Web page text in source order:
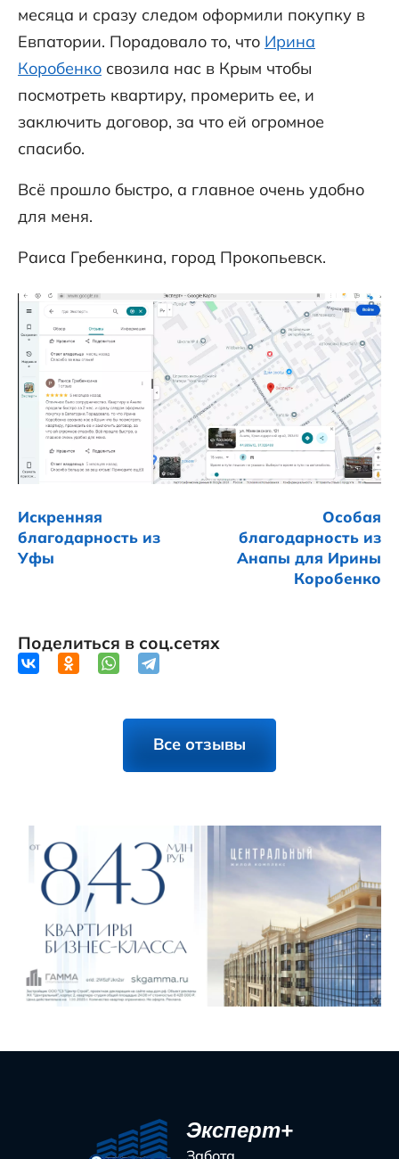
месяца и сразу следом оформили покупку в
Евпатории. Порадовало то, что Ирина
Коробенко свозила нас в Крым чтобы
посмотреть квартиру, промерить ее, и
заключить договор, за что ей огромное
спасибо.
Всё прошло быстро, а главное очень удобно
для меня.
Раиса Гребенкина, город Прокопьевск.
Искренняя
благодарность из
Уфы
Особая
благодарность из
Анапы для Ирины
Коробенко
Поделиться в соц.сетях
Все отзывы
Эксперт+